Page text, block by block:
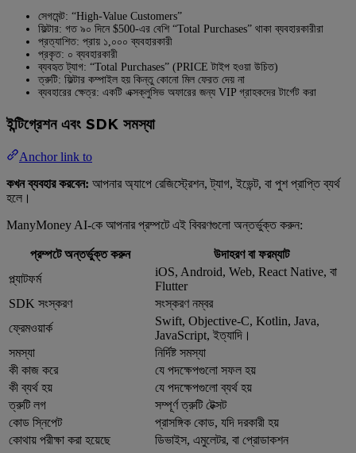
সেগমেন্ট: “High-Value Customers”
ফিল্টার: গত ৯০ দিনে $500-এর বেশি “Total Purchases” থাকা ব্যবহারকারীরা
প্রত্যাশিত: প্রায় ১,০০০ ব্যবহারকারী
প্রকৃত: ০ ব্যবহারকারী
ব্যবহৃত ট্যাগ: “Total Purchases” (PRICE টাইপ হওয়া উচিত)
ত্রুটি: ফিল্টার কম্পাইল হয় কিন্তু কোনো মিল ফেরত দেয় না
ব্যবহারের ক্ষেত্র: একটি এক্সক্লুসিভ অফারের জন্য VIP গ্রাহকদের টার্গেট করা
ইন্টিগ্রেশন এবং SDK সমস্যা
Anchor link to
কখন ব্যবহার করবেন: আপনার অ্যাপে রেজিস্ট্রেশন, ট্যাগ, ইভেন্ট, বা পুশ প্রাপ্তি ব্যর্থ
হলে।
ManyMoney AI-কে আপনার প্রম্পটে এই বিবরণগুলো অন্তর্ভুক্ত করুন:
প্রম্পটে অন্তর্ভুক্ত করুন
উদাহরণ বা ফরম্যাট
প্ল্যাটফর্ম
iOS, Android, Web, React Native, বা
Flutter
SDK সংস্করণ
সংস্করণ নম্বর
ফ্রেমওয়ার্ক
Swift, Objective-C, Kotlin, Java,
JavaScript, ইত্যাদি।
সমস্যা
নির্দিষ্ট সমস্যা
কী কাজ করে
যে পদক্ষেপগুলো সফল হয়
কী ব্যর্থ হয়
যে পদক্ষেপগুলো ব্যর্থ হয়
ত্রুটি লগ
সম্পূর্ণ ত্রুটি টেক্সট
কোড স্নিপেট
প্রাসঙ্গিক কোড, যদি দরকারী হয়
কোথায় পরীক্ষা করা হয়েছে
ডিভাইস, এমুলেটর, বা প্রোডাকশন